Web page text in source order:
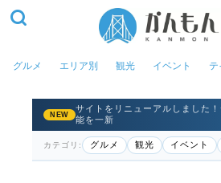
グルメ エリア別 観光 イベント テ
NEW
サイトをリニューアルしました
能を一新
カテゴリ: グルメ 観光 イベント